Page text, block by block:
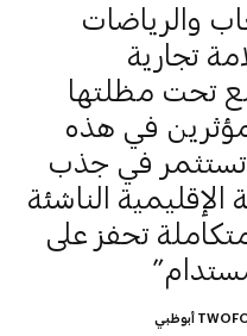
والرياضات
تجارية
تحت مظلتها
في هذه
وتستثمر في جذب
الناشئة
تحفز على